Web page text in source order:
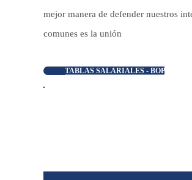
mejor manera de defender nuestros
comunes es la unión
TABLAS SALARIALES - BOP